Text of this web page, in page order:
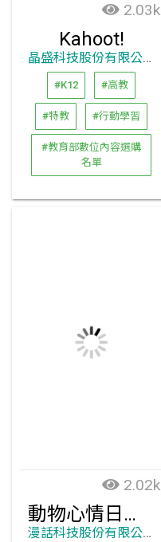
2.03k
Kahoot!
晶盛科技股份有限公司
#K12 #高教
#特教 #行動學習
#教育部數位內容選購
名單
2.02k
動物心情日記：AR情緒圖卡
漫話科技股份有限公司